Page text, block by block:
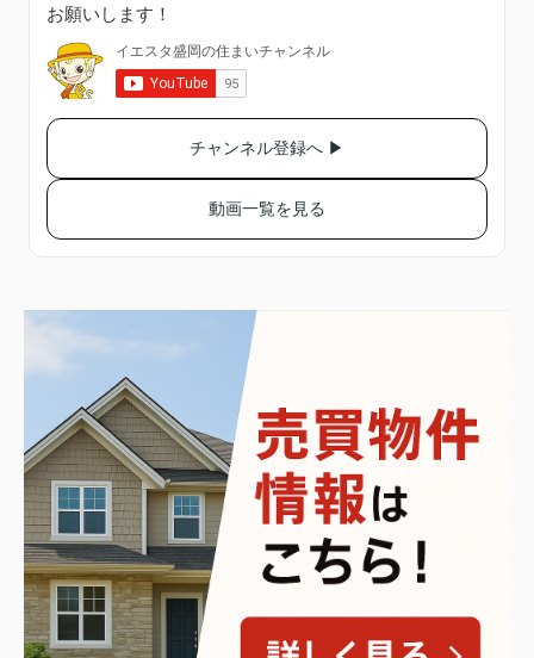
お願いします！
チャンネル登録へ ▶
動画一覧を見る